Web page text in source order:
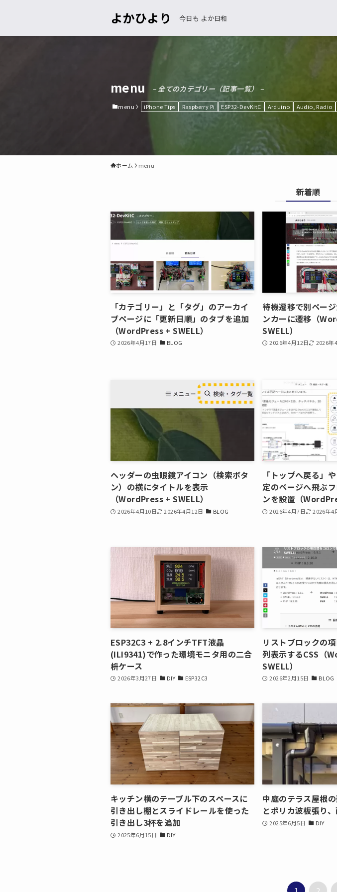
よかひより 今日も よか日和
menu – 全てのカテゴリー（記事一覧） –
menu iPhone Tips Raspberry Pi ESP32-DevKitC Arduino Audio, Radio
ホーム menu
新着順
「カテゴリー」と「タグ」のアーカイ
ブページに「更新日順」のタブを追加
（WordPress + SWELL）
2026年4月17日 BLOG
待機遷移で別ペー
ンカーに遷移（
SWELL）
2026年4月12日 2026年
ヘッダーの虫眼鏡アイコン（検索ボタ
ン）の横にタイトルを表示
（WordPress + SWELL）
2026年4月10日 2026年4月12日 BLOG
「トップへ戻る」
定のページへ飛ぶ
ンを設置（
2026年4月7日 2026年4
ESP32C3 + 2.8インチTFT液晶
(ILI9341)で作った環境モニタ用の二合
枡ケース
2026年3月27日 DIY ESP32C3
リストブロックの
列表示するCSS（
SWELL）
2026年2月15日 BLOG
キッチン横のテーブル下のスペースに
引き出し棚とスライドレールを使った
引き出し3杯を追加
2025年6月15日 DIY
中庭のテラス屋根
とポリカ波板張り
2025年6月5日 DIY